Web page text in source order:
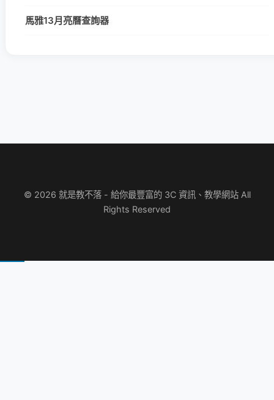
馬雅13月亮曆查詢器
© 2026 就是教不落 - 給你最豐富的 3C 資訊、教學網站 All
Rights Reserved